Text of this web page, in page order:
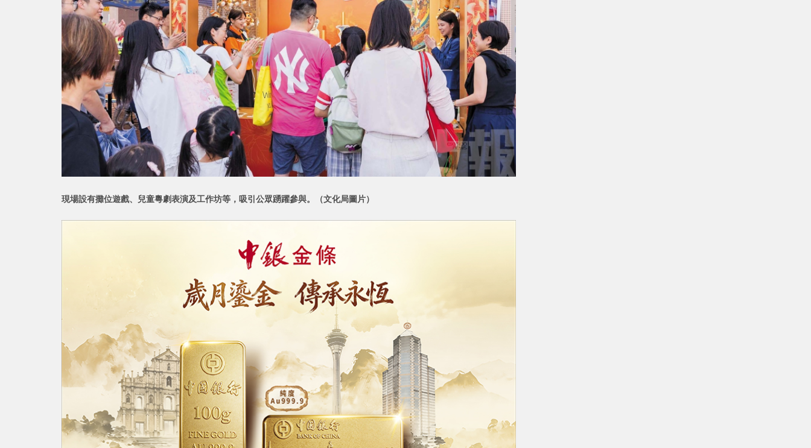
現場設有攤位遊戲、兒童粵劇表演及工作坊等，吸引公眾踴躍參與。（文化局圖片）